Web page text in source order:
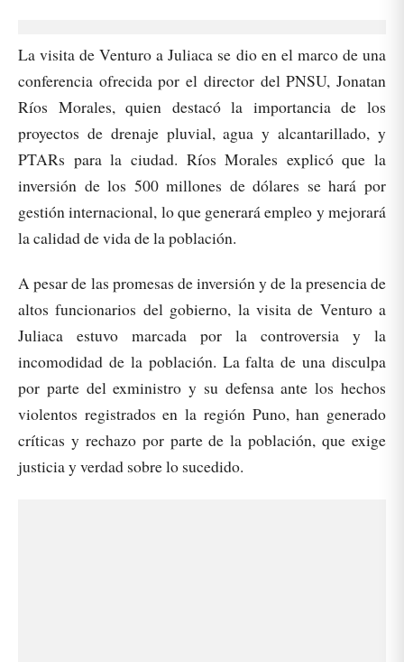
La visita de Venturo a Juliaca se dio en el marco de una
conferencia ofrecida por el director del PNSU, Jonatan
Ríos Morales, quien destacó la importancia de los
proyectos de drenaje pluvial, agua y alcantarillado, y
PTARs para la ciudad. Ríos Morales explicó que la
inversión de los 500 millones de dólares se hará por
gestión internacional, lo que generará empleo y mejorará
la calidad de vida de la población.
A pesar de las promesas de inversión y de la presencia de
altos funcionarios del gobierno, la visita de Venturo a
Juliaca estuvo marcada por la controversia y la
incomodidad de la población. La falta de una disculpa
por parte del exministro y su defensa ante los hechos
violentos registrados en la región Puno, han generado
críticas y rechazo por parte de la población, que exige
justicia y verdad sobre lo sucedido.